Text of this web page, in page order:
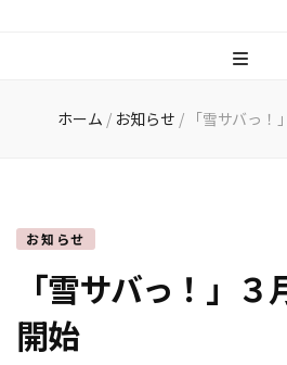
ムフィ
ホーム / お知らせ / 「雪サバっ
お知らせ
「雪サバっ！」
開始